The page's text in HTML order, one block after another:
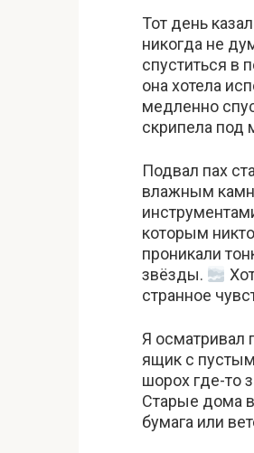
Тот день
никогда не
спуститься в
она хотела
медленно
скрипела под
Подвал пах
влажным
которым
проникали
звёзды.
странное
Я осматривал
ящик с
шорох где-то
Старые дома
бумага или